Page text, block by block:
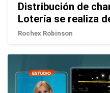
Distribución de
Lotería se realiza
Rochex Robinson